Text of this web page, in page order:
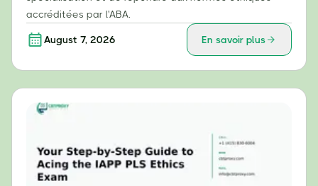
accréditées par l'ABA.
August 7, 2026 En savoir plus